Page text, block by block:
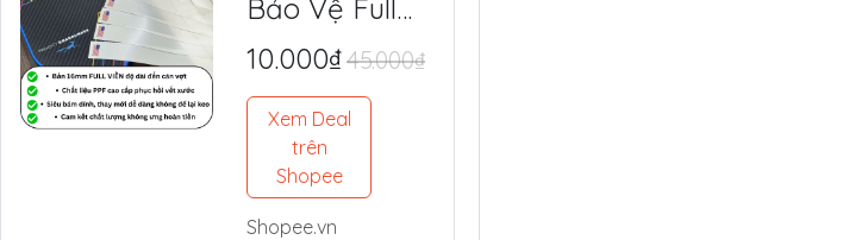
Bảo Vệ Full
Viền Vợt
Pickleball
(14mm/16mm
) - Nhựa PPF
Mỹ Siêu Dày
8.5mil
10.000₫45.000₫
Xem Deal
trên
Shopee
Shopee.vn